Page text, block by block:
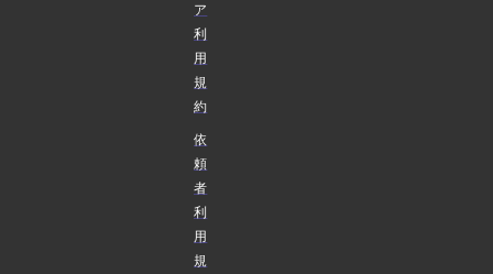
ア
利
用
規
約
依
頼
者
利
用
規